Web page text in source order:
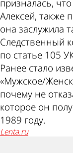
призналась,
Алексей, также
она заслужила
Следственный
по статье 105
Ранее стало
«Мужское/
почему не
которое он
1989 году.
lenta.ru